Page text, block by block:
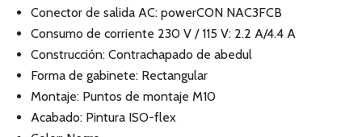
Conector de salida AC: powerCON NAC3FCB
Consumo de corriente 230 V / 115 V: 2.2 A/4.4 A
Construcción: Contrachapado de abedul
Forma de gabinete: Rectangular
Montaje: Puntos de montaje M10
Acabado: Pintura ISO-flex